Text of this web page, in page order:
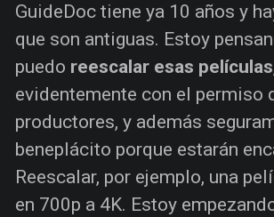
GuideDoc tiene ya 10 años y
que son antiguas. Estoy
puedo reescalar esas películas
evidentemente con el permiso
productores, y además
beneplácito porque estarán
Reescalar, por ejemplo, una
en 700p a 4K. Estoy